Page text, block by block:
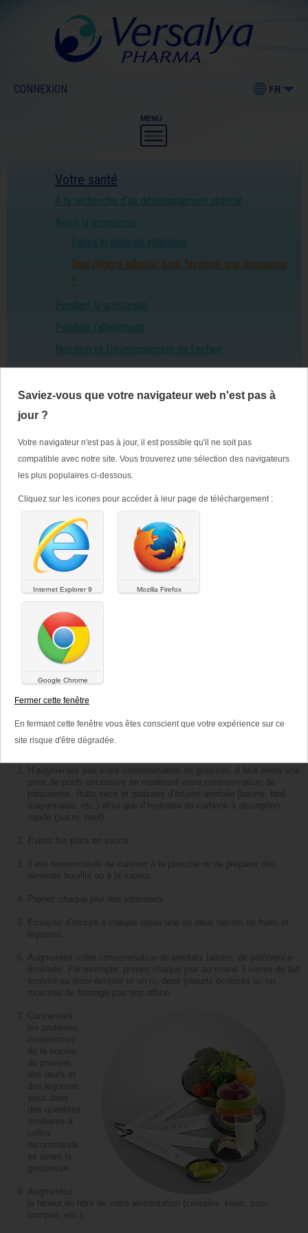
FR
CONNEXION
MENU
Votre santé
A la recherche d’un développement optimal
Avant la grossesse
Faites le plein de vitamines
Quel régime adopter pour favoriser une grossesse
?
Pendant la grossesse
Pendant l’allaitement
Nutrition et Développement de l’enfant
Quel régime adopter pour favoriser une
grossesse ?
10 règles pour une alimentation favorisant le bon
développement de la future grossesse
Considérez votre future grossesse comme une bonne raison d’adopter
d’ores et déjà des habitudes plus saines.
N’augmentez pas votre consommation de graisses. Il faut éviter une
prise de poids excessive en modérant votre consommation de
pâtisseries, fruits secs et graisses d’origine animale (beurre, lard,
mayonnaise, etc.) ainsi que d’hydrates de carbone à absorption
rapide (sucre, miel).
Évitez les plats en sauce.
Il est recommandé de cuisiner à la plancha ou de préparer des
aliments bouillis ou à la vapeur.
Prenez chaque jour des vitamines.
Essayez d’inclure à chaque repas une ou deux rations de fruits et
légumes.
Augmentez votre consommation de produits laitiers, de préférence
écrémés. Par exemple, prenez chaque jour au moins 3 verres de lait
écrémé ou demi-écrémé et un ou deux yaourts écrémés ou un
morceau de fromage pas trop affiné.
Concernant
les protéines,
consommez
de la viande,
du poisson,
des œufs et
des légumes
secs dans
des quantités
similaires à
celles
recommandé
es avant la
grossesse.
Augmentez
la teneur en fibre de votre alimentation (céréales, kiwis, pain
complet, etc.).
Saviez-vous que votre navigateur web n'est pas à
jour ?
Votre navigateur n'est pas à jour, il est possible qu'il ne soit pas
compatible avec notre site. Vous trouverez une sélection des navigateurs
les plus populaires ci-dessous.
Cliquez sur les icones pour accéder à leur page de téléchargement :
Internet Explorer 9 Mozilla Firefox
Google Chrome
Fermer cette fenêtre
En fermant cette fenêtre vous êtes conscient que votre expérience sur ce
site risque d'être dégradée.